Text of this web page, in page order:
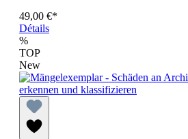
49,00 €*
Détails
%
TOP
New